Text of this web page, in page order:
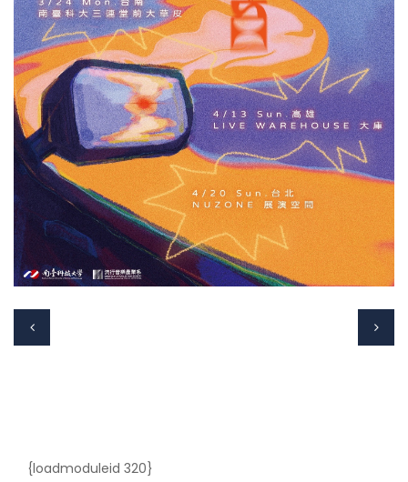
{loadmoduleid 320}